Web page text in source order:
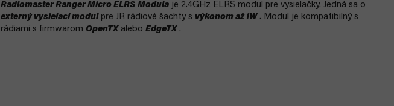
Radiomaster Ranger Micro ELRS Modula je 2.4GHz ELRS modul pre vysielačky. Jedná sa o
externý vysielací modulpre JR rádiové šachty s výkonom až 1W. Modul je kompatibilný s
rádiami s firmwarom OpenTX alebo EdgeTX .